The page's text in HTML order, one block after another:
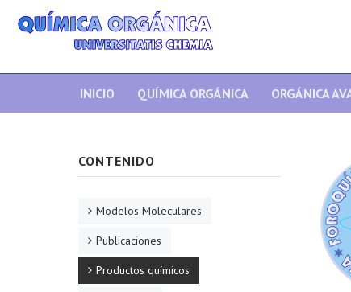
INICIO QUÍMICA ORGÁNICA ORGÁNICA
CONTENIDO
Modelos Moleculares
Publicaciones
Productos químicos